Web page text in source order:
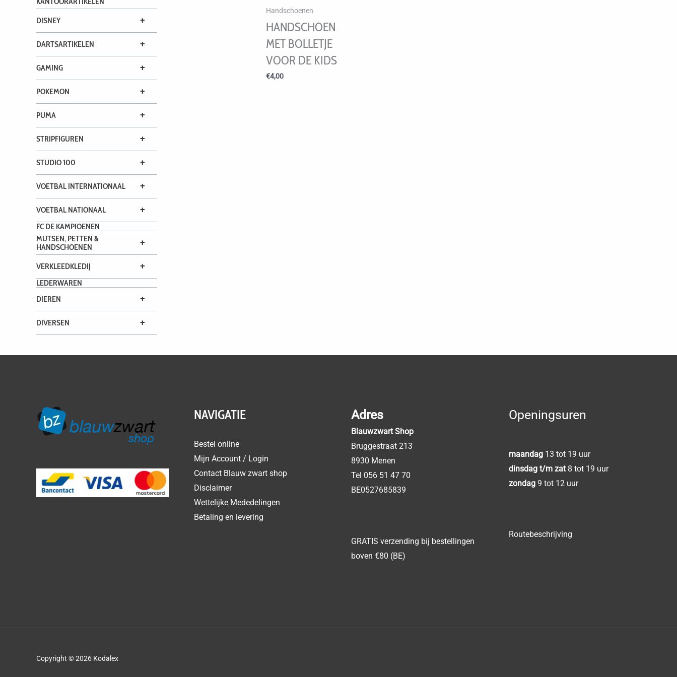
DISNEY +
DARTSARTIKELEN +
GAMING +
POKEMON +
PUMA +
STRIPFIGUREN +
STUDIO 100 +
VOETBAL INTERNATIONAAL +
VOETBAL NATIONAAL
+
FC DE KAMPIOENEN
MUTSEN, PETTEN &
HANDSCHOENEN
+
VERKLEEDKLEDIJ
+
LEDERWAREN
DIEREN
+
DIVERSEN +
Handschoenen
HANDSCHOEN
MET BOLLETJE
VOOR DE KIDS
€4,00
NAVIGATIE
Bestel online
Mijn Account / Login
Contact Blauw zwart shop
Disclaimer
Wettelijke Mededelingen
Betaling en levering
Adres
Blauwzwart Shop
Bruggestraat 213
8930 Menen
Tel 056 51 47 70
BE0527685839
GRATIS verzending bij bestellingen
boven €80 (BE)
Openingsuren
maandag 13 tot 19 uur
dinsdag t/m zat 8 tot 19 uur
zondag 9 tot 12 uur
Routebeschrijving
Copyright © 2026 Kodalex